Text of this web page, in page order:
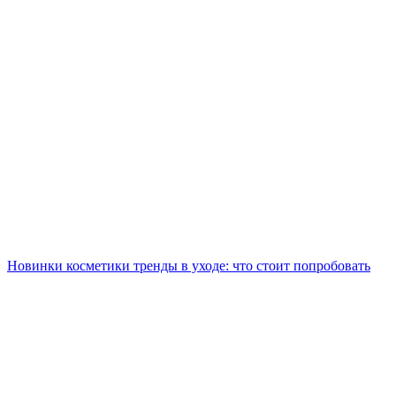
Новинки косметики тренды в уходе: что стоит попробовать